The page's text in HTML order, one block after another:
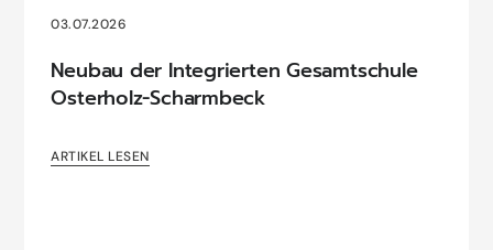
03.07.2026
Neubau der Integrierten Gesamtschule
Osterholz-Scharmbeck
ARTIKEL LESEN